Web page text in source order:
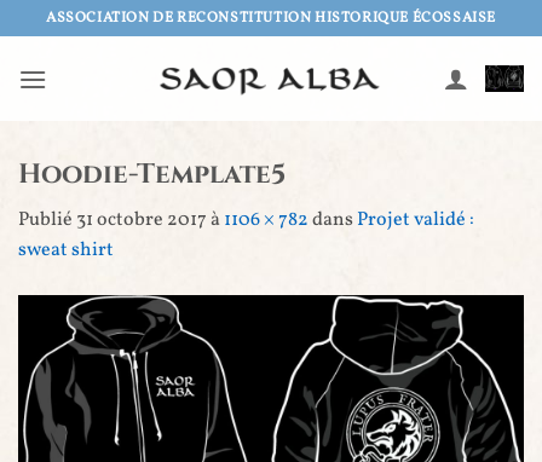
Passer
au
contenu
ASSOCIATION DE RECONSTITUTION HISTORIQUE ÉCOSSAISE
Hoodie-Template5
Publié 31 octobre 2017à1106 × 782dans Projet validé :
sweat shirt